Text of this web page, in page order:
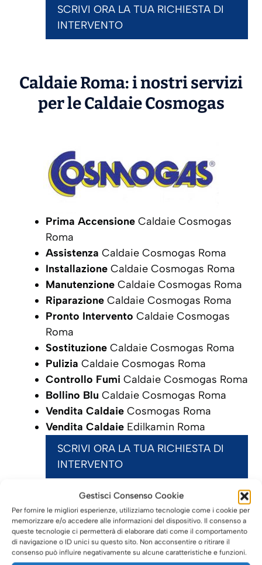
Gestisci Consenso Cookie
Per fornire le migliori esperienze, utilizziamo tecnologie come i cookie per
memorizzare e/o accedere alle informazioni del dispositivo. Il consenso a
queste tecnologie ci permetterà di elaborare dati come il comportamento
di navigazione o ID unici su questo sito. Non acconsentire o ritirare il
consenso può influire negativamente su alcune caratteristiche e funzioni.
SCRIVI ORA LA TUA RICHIESTA DI
INTERVENTO
Caldaie Roma: i nostri servizi
per le CaldaieCosmogas
Prima Accensione Caldaie Cosmogas
Roma
Assistenza Caldaie Cosmogas Roma
Installazione Caldaie Cosmogas Roma
Manutenzione Caldaie Cosmogas Roma
Riparazione Caldaie Cosmogas Roma
Pronto Intervento Caldaie Cosmogas
Roma
Sostituzione Caldaie Cosmogas Roma
Pulizia Caldaie Cosmogas Roma
Controllo Fumi Caldaie Cosmogas Roma
Bollino Blu Caldaie Cosmogas Roma
Vendita Caldaie Cosmogas Roma
Vendita Caldaie Edilkamin Roma
SCRIVI ORA LA TUA RICHIESTA DI
INTERVENTO
Caldaie Roma: i nostri servizi
per le CaldaieEdilkamin